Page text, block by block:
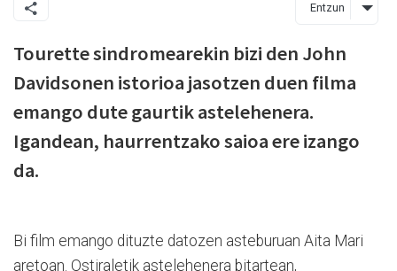
Entzun
Tourette sindromearekin bizi den John
Davidsonen istorioa jasotzen duen filma
emango dute gaurtik astelehenera.
Igandean, haurrentzako saioa ere izango
da.
Bi film emango dituzte datozen asteburuan Aita Mari
aretoan. Ostiraletik astelehenera bitartean,